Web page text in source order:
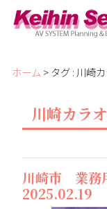
ホーム > タグ : 川崎
川崎カラ
川崎市 業務
2025.02.19